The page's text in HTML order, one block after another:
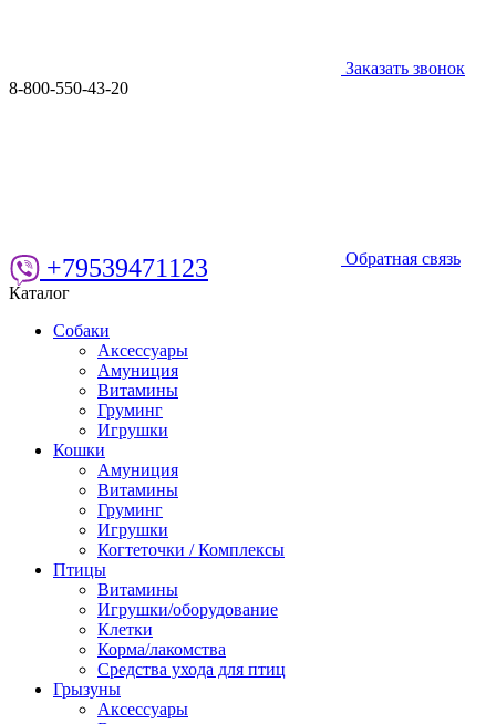
Заказать звонок
8-800-550-43-20
Обратная связь
+79539471123
Каталог
Собаки
Аксессуары
Амуниция
Витамины
Груминг
Игрушки
Кошки
Амуниция
Витамины
Груминг
Игрушки
Когтеточки / Комплексы
Птицы
Витамины
Игрушки/оборудование
Клетки
Корма/лакомства
Средства ухода для птиц
Грызуны
Аксессуары